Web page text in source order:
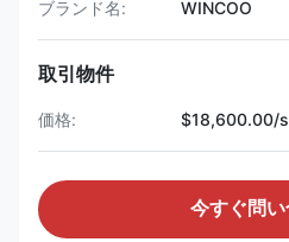
ブランド名:
WINCOO
取引物件
価格: $18,600.00/
今すぐ問